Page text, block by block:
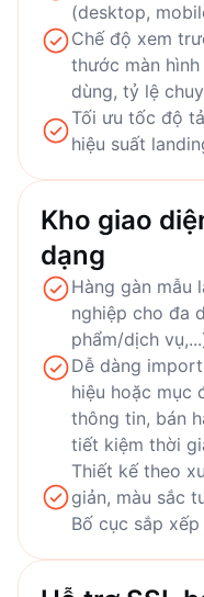
(desktop,
Chế độ xem
thước màn
dùng, tỷ lệ
Tối ưu tốc độ
hiệu suất
Kho giao
dạng
Hàng gàn mẫu
nghiệp cho đa
phẩm/dịch
Dễ dàng
hiệu hoặc mục
thông tin, bán
tiết kiệm thời
Thiết kế theo
giản, màu sắc
Bố cục sắp